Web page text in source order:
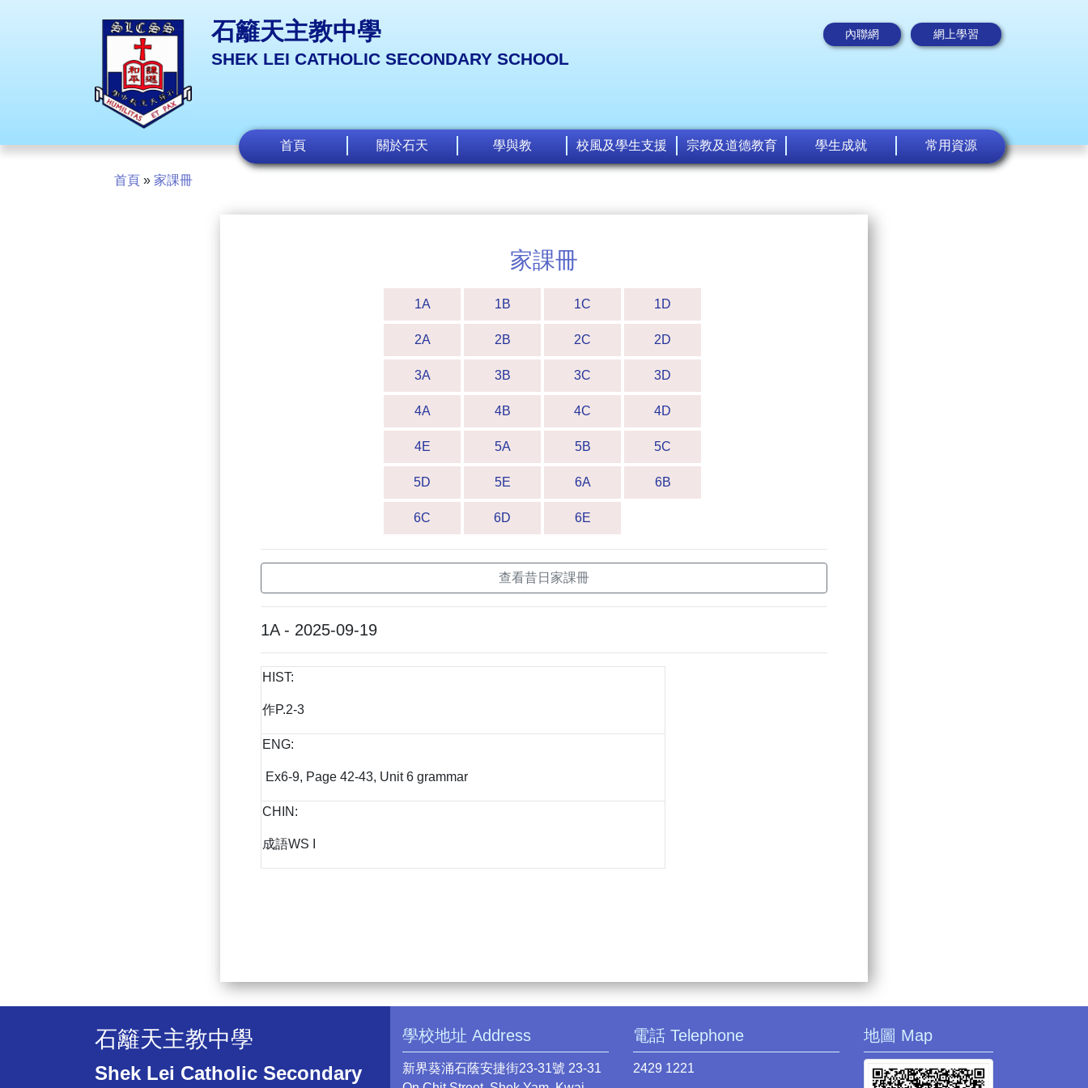
石籬天主教中學
SHEK LEI CATHOLIC SECONDARY SCHOOL
內聯網 網上學習
首頁 關於石天 學與教 校風及學生支援 宗教及道德教育 學生成就 常用資源
首頁 » 家課冊
家課冊
1A 1B 1C 1D
2A 2B 2C 2D
3A 3B 3C 3D
4A 4B 4C 4D
4E 5A 5B 5C
5D 5E 6A 6B
6C 6D 6E
查看昔日家課冊
1A - 2025-09-19
HIST:
作P.2-3
ENG:
Ex6-9, Page 42-43, Unit 6 grammar
CHIN:
成語WS I
石籬天主教中學
Shek Lei Catholic Secondary
學校地址 Address
新界葵涌石蔭安捷街23-31號 23-31
電話 Telephone
2429 1221
地圖 Map